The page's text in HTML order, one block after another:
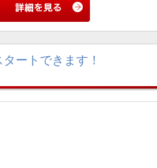
ートできます！